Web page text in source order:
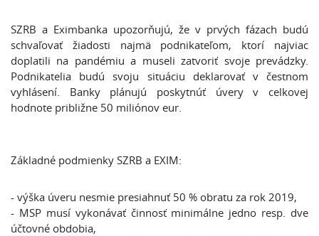
SZRB a Eximbanka upozorňujú, že v prvých fázach budú
schvaľovať žiadosti najmä podnikateľom, ktorí najviac
doplatili na pandémiu a museli zatvoriť svoje prevádzky.
Podnikatelia budú svoju situáciu deklarovať v čestnom
vyhlásení. Banky plánujú poskytnúť úvery v celkovej
hodnote približne 50 miliónov eur.
Základné podmienky SZRB a EXIM:
- výška úveru nesmie presiahnuť 50 % obratu za rok 2019,
- MSP musí vykonávať činnosť minimálne jedno resp. dve
účtovné obdobia,